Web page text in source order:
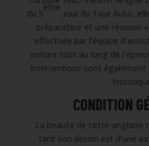
du 5
ème
jour du Tour Auto,
préparateur et une révision
effectuée par l’équipe
voiture tout au long de
interventions sont également
CONDITION
La beauté de cette anglaise
tant son dessin est d’une